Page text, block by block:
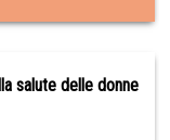
salute delle donne